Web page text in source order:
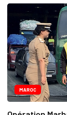
MAROC